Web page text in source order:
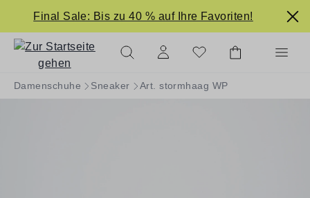
springen
Final Sale: Bis zu 40 % auf Ihre Favoriten!
Damenschuhe Sneaker Art. stormhaag WP